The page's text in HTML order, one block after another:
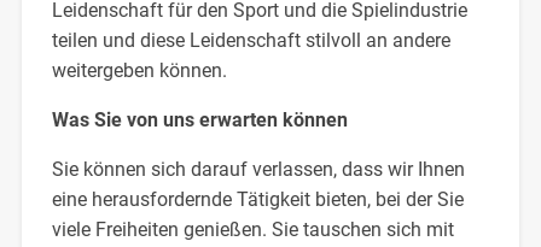
Leidenschaft für den Sport und die Spielindustrie
teilen und diese Leidenschaft stilvoll an andere
weitergeben können.
Was Sie von uns erwarten können
Sie können sich darauf verlassen, dass wir Ihnen
eine herausfordernde Tätigkeit bieten, bei der Sie
viele Freiheiten genießen. Sie tauschen sich mit